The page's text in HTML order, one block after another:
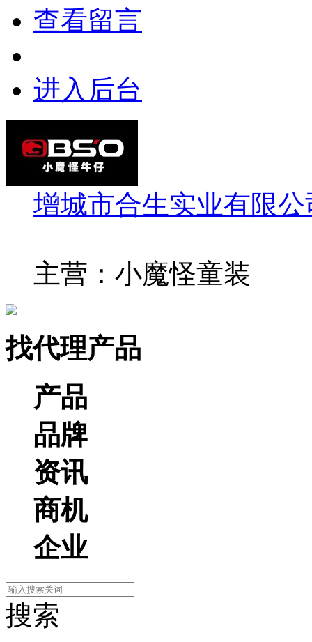
查看留言
进入后台
增城市合生实业有限
主营：小魔怪童装
找代理产品
产品
品牌
资讯
商机
企业
搜索